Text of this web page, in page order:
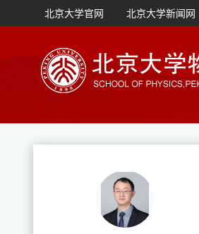
北京大学官网 北京大学新闻网